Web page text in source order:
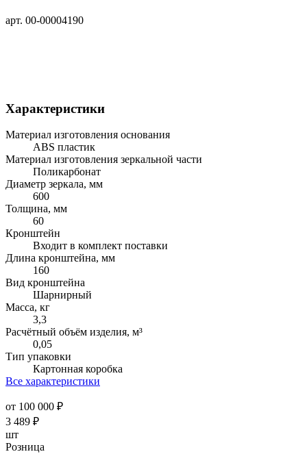
арт. 00-00004190
Характеристики
Материал изготовления основания
ABS пластик
Материал изготовления зеркальной части
Поликарбонат
Диаметр зеркала, мм
600
Толщина, мм
60
Кронштейн
Входит в комплект поставки
Длина кронштейна, мм
160
Вид кронштейна
Шарнирный
Масса, кг
3,3
Расчётный объём изделия, м³
0,05
Тип упаковки
Картонная коробка
Все характеристики
от 100 000 ₽
3 489 ₽
шт
Розница